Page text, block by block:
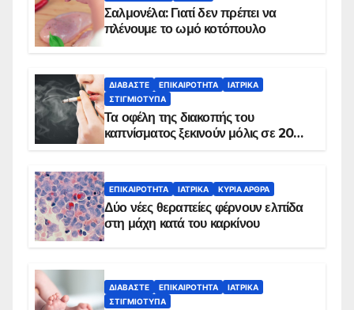
Σαλμονέλα: Γιατί δεν πρέπει να
πλένουμε το ωμό κοτόπουλο
ΔΙΑΒΆΣΤΕ ΕΠΙΚΑΙΡΌΤΗΤΑ
ΙΑΤΡΙΚΆ
ΣΤΙΓΜΙΌΤΥΠΑ
Τα οφέλη της διακοπής του
καπνίσματος ξεκινούν μόλις σε 20
ΕΠΙΚΑΙΡΌΤΗΤΑ ΙΑΤΡΙΚΆ ΚΥΡΙΑ ΑΡΘΡΑ
Δύο νέες θεραπείες φέρνουν ελπίδα
στη μάχη κατά του καρκίνου
ΔΙΑΒΆΣΤΕ ΕΠΙΚΑΙΡΌΤΗΤΑ
ΙΑΤΡΙΚΆ
ΣΤΙΓΜΙΌΤΥΠΑ